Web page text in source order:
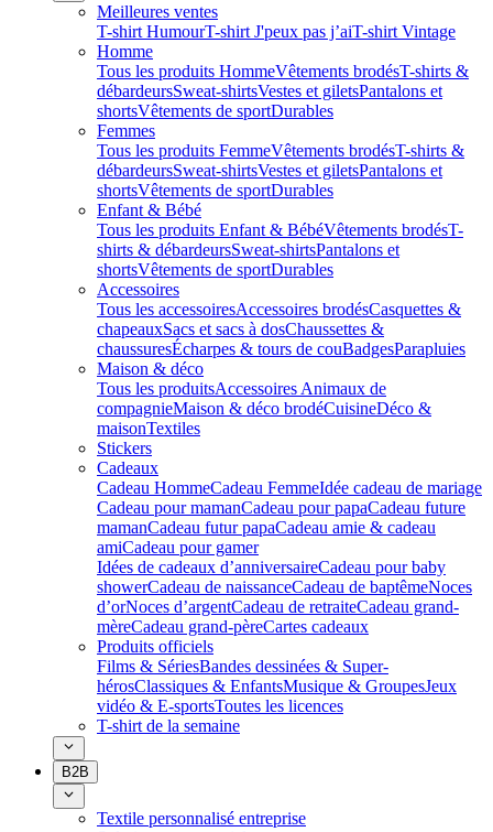
Meilleures ventes
T-shirt HumourT-shirt J'peux pas j’aiT-shirt Vintage
Homme
Tous les produits HommeVêtements brodésT-shirts &
débardeursSweat-shirtsVestes et giletsPantalons et
shortsVêtements de sportDurables
Femmes
Tous les produits FemmeVêtements brodésT-shirts &
débardeursSweat-shirtsVestes et giletsPantalons et
shortsVêtements de sportDurables
Enfant & Bébé
Tous les produits Enfant & BébéVêtements brodésT-
shirts & débardeursSweat-shirtsPantalons et
shortsVêtements de sportDurables
Accessoires
Tous les accessoiresAccessoires brodésCasquettes &
chapeauxSacs et sacs à dosChaussettes &
chaussuresÉcharpes & tours de couBadgesParapluies
Maison & déco
Tous les produitsAccessoires Animaux de
compagnieMaison & déco brodéCuisineDéco &
maisonTextiles
Stickers
Cadeaux
Cadeau HommeCadeau FemmeIdée cadeau de mariage​
Cadeau pour mamanCadeau pour papaCadeau future
mamanCadeau futur papaCadeau amie & cadeau
amiCadeau pour gamer
Idées de cadeaux d’anniversaireCadeau pour baby
showerCadeau de naissanceCadeau de baptêmeNoces
d’orNoces d’argentCadeau de retraiteCadeau grand-
mèreCadeau grand-pèreCartes cadeaux
Produits officiels
Films & SériesBandes dessinées & Super-
hérosClassiques & EnfantsMusique & GroupesJeux
vidéo & E-sportsToutes les licences
T-shirt de la semaine
B2B
Textile personnalisé entreprise